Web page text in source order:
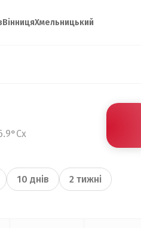
ВінницяХмельницький
10 днів 2 тижні